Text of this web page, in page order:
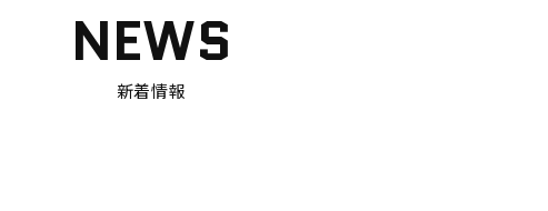
NEWS
新着情報